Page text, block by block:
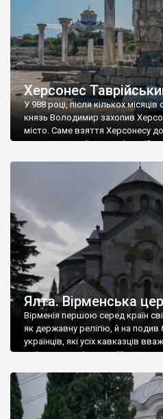
Херсонес
У 988 році, після кількох
князь Володимир захопив
місто. Саме взяття Херсонесу
диктувати свої умови
Херсонесі Володимир-язичник,
А потім було Хрещення Русі. На
Ялта. Вірменська
Вірменія першою серед країн
як державну релігію, й на подив
українців, які усіх кавказців
є відданими вірянами Христа